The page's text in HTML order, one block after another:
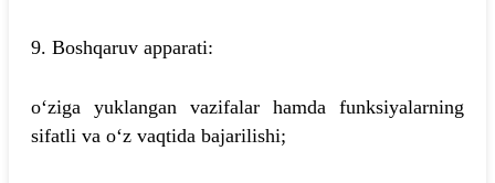
9. Boshqaruv apparati:
o‘ziga yuklangan vazifalar hamda funksiyalarning
sifatli va o‘z vaqtida bajarilishi;